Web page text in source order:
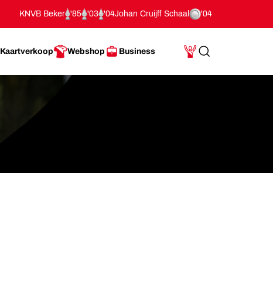
KNVB Beker '85 '03 '04Johan Cruijff Schaal '04
Kaartverkoop Webshop Business
Mijn Account
Search